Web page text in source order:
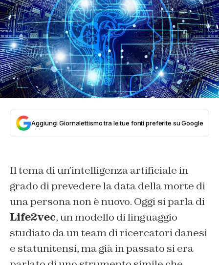
Aggiungi Giornalettismo tra le tue fonti preferite su Google
Il tema di un’intelligenza artificiale in
grado di prevedere la data della morte di
una persona non è nuovo. Oggi si parla di
Life2vec, un modello di linguaggio
studiato da un team di ricercatori danesi
e statunitensi, ma già in passato si era